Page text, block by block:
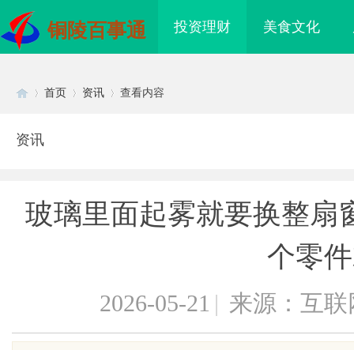
铜陵百事通 投资理财 美食文化
首页 资讯 查看内容
资讯
玻璃里面起雾就要换整扇
个零
2026-05-21 | 来源：互联